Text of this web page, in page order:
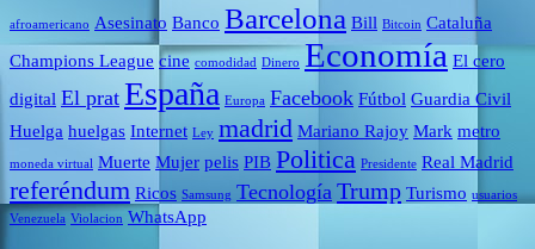
afroamericano Asesinato Banco Barcelona Bill Bitcoin Cataluña
Champions League cine comodidad Dinero Economía El cero
digital El prat España Europa Facebook Fútbol Guardia Civil
Huelga huelgas Internet Ley madrid Mariano Rajoy Mark metro
moneda virtual Muerte Mujer pelis PIB Politica Presidente Real Madrid
referéndum Ricos Samsung Tecnología Trump Turismo usuarios
Venezuela Violacion WhatsApp